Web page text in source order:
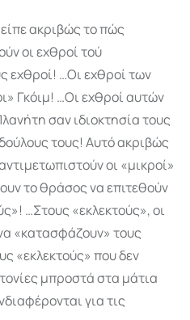
ακριβώς το πώς
οι εχθροί τού
εχθροί! …Οι εχθροί των
Γκόιμ! …Οι εχθροί αυτών
σαν ιδιοκτησία τους
τους! Αυτό ακριβώς
οι «μικροί»
το θράσος να επιτεθούν
…Στους «εκλεκτούς», οι
«κατασφά­ζουν» τους
«εκλεκτούς» που δεν
μπροστά στα μάτια
για τις